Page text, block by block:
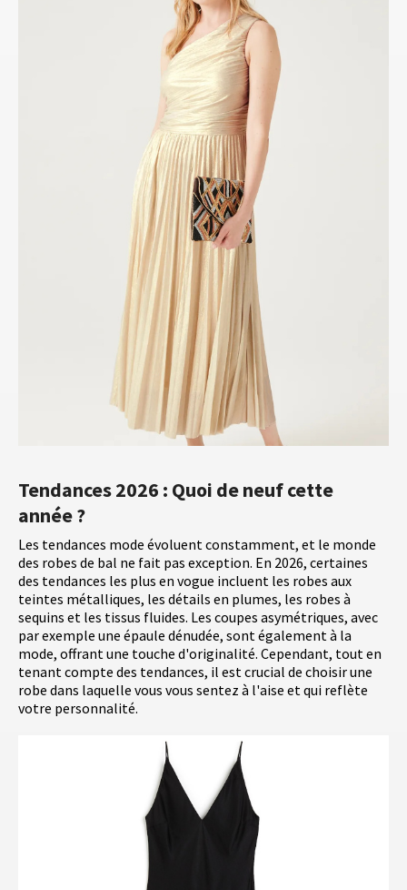
Tendances 2026 : Quoi de neuf cette
année ?
Les tendances mode évoluent constamment, et le monde
des robes de bal ne fait pas exception. En 2026, certaines
des tendances les plus en vogue incluent les robes aux
teintes métalliques, les détails en plumes, les robes à
sequins et les tissus fluides. Les coupes asymétriques, avec
par exemple une épaule dénudée, sont également à la
mode, offrant une touche d'originalité. Cependant, tout en
tenant compte des tendances, il est crucial de choisir une
robe dans laquelle vous vous sentez à l'aise et qui reflète
votre personnalité.